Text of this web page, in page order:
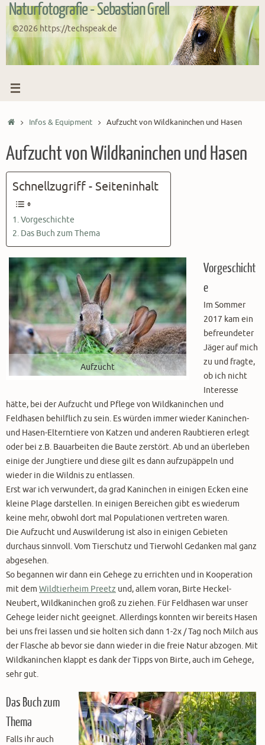
Zum
Inhalt
springen
Naturfotografie - Sebastian Grell
©2026 https://techspeak.de
StartInfos & Equipment Aufzucht von Wildkaninchen und Hasen
Aufzucht von Wildkaninchen und Hasen
Schnellzugriff - Seiteninhalt
Vorgeschichte
Das Buch zum Thema
Aufzucht
Vorgeschicht
e
Im Sommer
2017 kam ein
befreundeter
Jäger auf mich
zu und fragte,
ob ich nicht
Interesse
hätte, bei der Aufzucht und Pflege von Wildkaninchen und
Feldhasen behilflich zu sein. Es würden immer wieder Kaninchen-
und Hasen-Elterntiere von Katzen und anderen Raubtieren erlegt
oder bei z.B. Bauarbeiten die Baute zerstört. Ab und an überleben
einige der Jungtiere und diese gilt es dann aufzupäppeln und
wieder in die Wildnis zu entlassen.
Erst war ich verwundert, da grad Kaninchen in einigen Ecken eine
kleine Plage darstellen. In einigen Bereichen gibt es wiederum
keine mehr, obwohl dort mal Populationen vertreten waren.
Die Aufzucht und Auswilderung ist also in einigen Gebieten
durchaus sinnvoll. Vom Tierschutz und Tierwohl Gedanken mal ganz
abgesehen.
So begannen wir dann ein Gehege zu errichten und in Kooperation
mit dem Wildtierheim Preetz und, allem voran, Birte Heckel-
Neubert, Wildkaninchen groß zu ziehen. Für Feldhasen war unser
Gehege leider nicht geeignet. Allerdings konnten wir bereits Hasen
bei uns frei lassen und sie holten sich dann 1-2x / Tag noch Milch aus
der Flasche ab bevor sie dann wieder in die freie Natur abzogen. Mit
Wildkaninchen klappt es dank der Tipps von Birte, auch im Gehege,
sehr gut.
Das Buch zum
Thema
Falls ihr auch